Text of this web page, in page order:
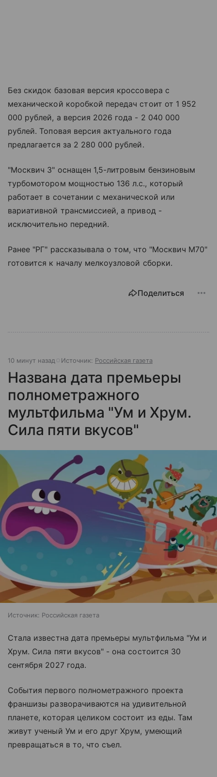
Без скидок базовая версия кроссовера с
механической коробкой передач стоит от 1 952
000 рублей, а версия 2026 года - 2 040 000
рублей. Топовая версия актуального года
предлагается за 2 280 000 рублей.
"Москвич 3" оснащен 1,5-литровым бензиновым
турбомотором мощностью 136 л.с., который
работает в сочетании с механической или
вариативной трансмиссией, а привод -
исключительно передний.
Ранее "РГ" рассказывала о том, что "Москвич М70"
готовится к началу мелкоузловой сборки.
Поделиться
10 минут назад Источник: Российская газета
Названа дата премьеры
полнометражного
мультфильма "Ум и Хрум.
Сила пяти вкусов"
Источник: Российская газета
Стала известна дата премьеры мультфильма "Ум и
Хрум. Сила пяти вкусов" - она состоится 30
сентября 2027 года.
События первого полнометражного проекта
франшизы разворачиваются на удивительной
планете, которая целиком состоит из еды. Там
живут ученый Ум и его друг Хрум, умеющий
превращаться в то, что съел.